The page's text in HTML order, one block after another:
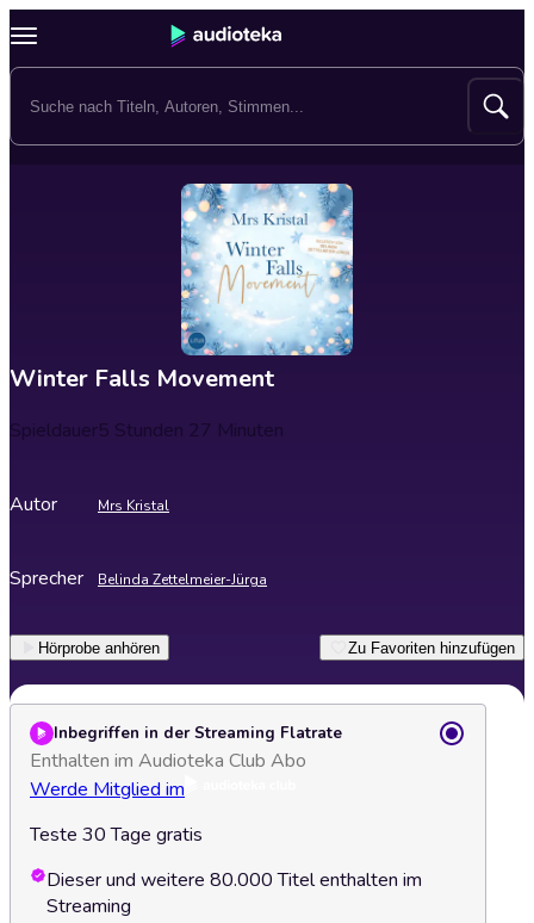
Winter Falls Movement
Spieldauer5 Stunden 27 Minuten
Autor Mrs Kristal
Sprecher Belinda Zettelmeier-Jürga
Hörprobe anhören Zu Favoriten hinzufügen
Inbegriffen in der Streaming Flatrate
Enthalten im Audioteka Club Abo
Werde Mitglied im
Teste 30 Tage gratis
Dieser und weitere 80.000 Titel enthalten im
Streaming